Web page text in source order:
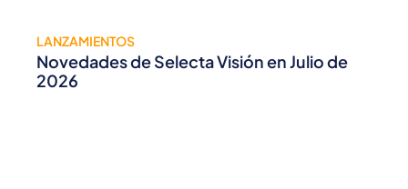
LANZAMIENTOS
Novedades de Selecta Visión en Julio de
2026